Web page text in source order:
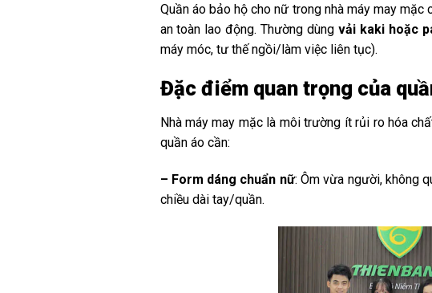
Quần áo bảo hộ cho nữ trong nhà máy may mặc
an toàn lao động. Thường dùngvải kaki hoặc
máy móc, tư thế ngồi/làm việc liên tục).
Đặc điểm quan trọng của
Nhà máy may mặc là môi trường ít rủi ro hóa
quần áo cần:
– Form dáng chuẩn nữ: Ôm vừa người, không
chiều dài tay/quần.